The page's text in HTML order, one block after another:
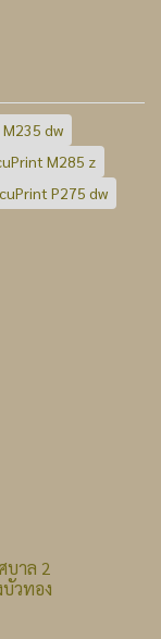
dw
M285 z
P275 dw
บาล 2
วทอง